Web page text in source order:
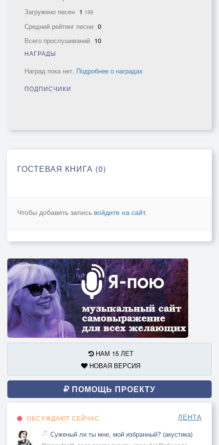
Загружено песен 1 199
Средний рейтинг песни 0
Всего прослушиваний 10
НАГРАДЫ
Наград пока нет. Подробнее о наградах
ПОДПИСЧИКИ
ГОСТЕВАЯ КНИГА (0)
Чтобы добавить запись войдите на сайт.
НАМ 15 ЛЕТ
НОВАЯ ВЕРСИЯ
ПОМОЩЬ ПРОЕКТУ
ОБСУЖДАЮТ СЕЙЧАС ЛЕНТА
Суженый ли ты мне, мой избранный? (акустика)